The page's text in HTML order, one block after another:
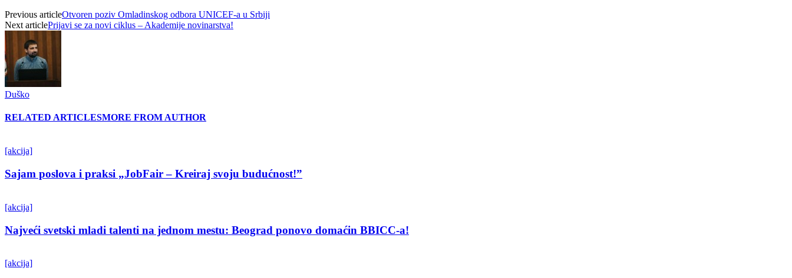
Previous articleOtvoren poziv Omladinskog odbora UNICEF-a u Srbiji
Next articlePrijavi se za novi ciklus – Akademije novinarstva!
Duško
RELATED ARTICLESMORE FROM AUTHOR
[akcija]
Sajam poslova i praksi „JobFair – Kreiraj svoju budućnost!”
[akcija]
Najveći svetski mladi talenti na jednom mestu: Beograd ponovo domaćin BBICC-a!
[akcija]